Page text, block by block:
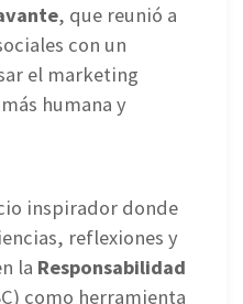
, que reunió a
con un
el marketing
humana y
inspirador donde
reflexiones y
la Responsabilidad
como herramienta